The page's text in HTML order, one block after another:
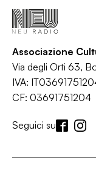
Associazione
Via degli Orti 63,
IVA:
CF: 03691751204
Seguici su